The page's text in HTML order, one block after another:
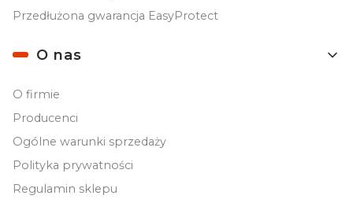
Przedłużona gwarancja EasyProtect
O nas
O firmie
Producenci
Ogólne warunki sprzedaży
Polityka prywatności
Regulamin sklepu